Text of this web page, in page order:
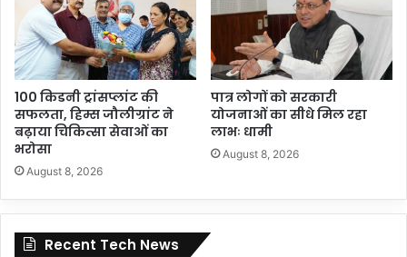
100 किडनी ट्रांसप्लांट की
सफलता, हिम्स जौलीग्रांट ने
बढ़ाया चिकित्सा सेवाओं का
भरोसा
August 8, 2026
पात्र लोगों को सरकारी
योजनाओं का सीधे मिल रहा
लाभः धामी
August 8, 2026
Recent Tech News